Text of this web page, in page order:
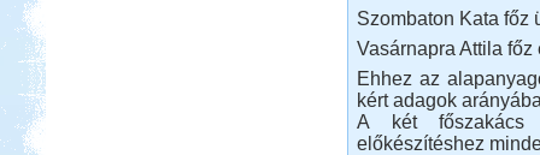
Szombaton Kata főz
Vasárnapra Attila
Ehhez az
kért adagok
A két főszakács
előkészítéshez